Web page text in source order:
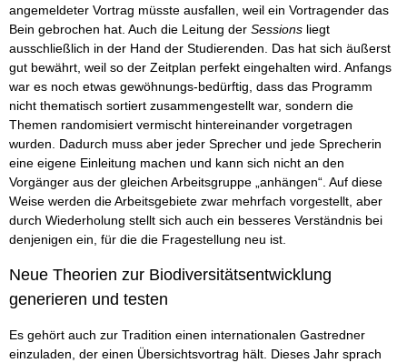
angemeldeter Vortrag müsste ausfallen, weil ein Vortragender das
Bein gebrochen hat. Auch die Leitung der Sessions liegt
ausschließlich in der Hand der Studierenden. Das hat sich äußerst
gut bewährt, weil so der Zeitplan perfekt eingehalten wird. Anfangs
war es noch etwas gewöhnungs-bedürftig, dass das Programm
nicht thematisch sortiert zusammengestellt war, sondern die
Themen randomisiert vermischt hintereinander vorgetragen
wurden. Dadurch muss aber jeder Sprecher und jede Sprecherin
eine eigene Einleitung machen und kann sich nicht an den
Vorgänger aus der gleichen Arbeitsgruppe „anhängen“. Auf diese
Weise werden die Arbeitsgebiete zwar mehrfach vorgestellt, aber
durch Wiederholung stellt sich auch ein besseres Verständnis bei
denjenigen ein, für die die Fragestellung neu ist.
Neue Theorien zur Biodiversitätsentwicklung
generieren und testen
Es gehört auch zur Tradition einen internationalen Gastredner
einzuladen, der einen Übersichtsvortrag hält. Dieses Jahr sprach